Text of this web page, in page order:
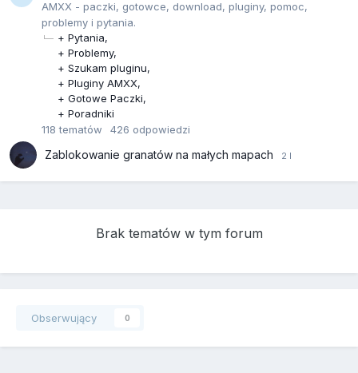
AMXX - paczki, gotowce, download, pluginy, pomoc,
problemy i pytania.
+ Pytania
+ Problemy
+ Szukam pluginu
+ Pluginy AMXX
+ Gotowe Paczki
+ Poradniki
118 tematów 426 odpowiedzi
Zablokowanie granatów na małych mapach
Brak tematów w tym forum
Obserwujący 0